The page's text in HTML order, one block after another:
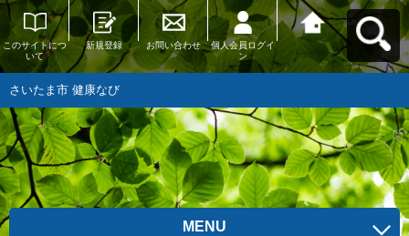
このサイトにつ
いて
新規登録 お問い合わせ
個人会員ログイ
ン
さいたま市 健康
なびへ戻る
さいたま市 健康なび
MENU